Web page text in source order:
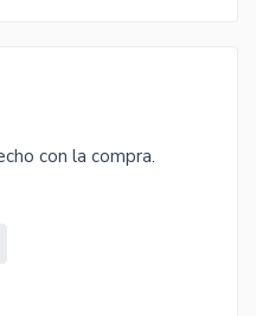
con la compra.